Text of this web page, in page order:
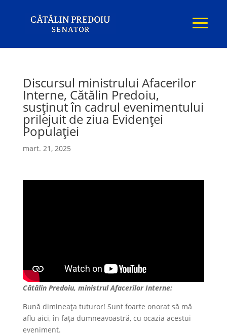
Discursul ministrului Afacerilor
Interne, Cătălin Predoiu,
susținut în cadrul evenimentului
prilejuit de ziua Evidenței
Populației
mart. 21, 2025
Cătălin Predoiu, ministrul Afacerilor Interne:
Bună dimineața tuturor! Sunt foarte onorat să mă
aflu aici, în fața dumneavoastră, cu ocazia acestui
eveniment.